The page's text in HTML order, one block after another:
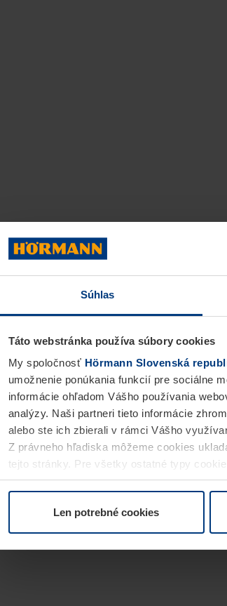
Súhlas
Táto webstránka používa súbory cookies
My spoločnosť Hörmann Slovenská
umožnenie ponúkania funkcií pre sociálne
informácie ohľadom Vášho používania
analýzy. Naši partneri tieto informácie
alebo ste ich zbierali v rámci Vášho
Z právneho hľadiska môžeme cookies
tejto stránky. Pre všetky ostatné typy
alebo odvolať vo vysvetlení cookie na
Len potrebné cookies